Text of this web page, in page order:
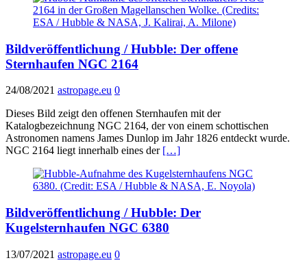
Bildveröffentlichung / Hubble: Der offene
Sternhaufen NGC 2164
24/08/2021 astropage.eu 0
Dieses Bild zeigt den offenen Sternhaufen mit der
Katalogbezeichnung NGC 2164, der von einem schottischen
Astronomen namens James Dunlop im Jahr 1826 entdeckt wurde.
NGC 2164 liegt innerhalb eines der […]
Bildveröffentlichung / Hubble: Der
Kugelsternhaufen NGC 6380
13/07/2021 astropage.eu 0